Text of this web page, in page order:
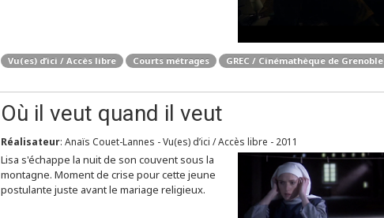
Vu(es) d’ici / Accès libre Courts métrages GREC / Cinémathèque de Grenoble
Où il veut quand il veut
Réalisateur: Anaïs Couet-Lannes - Vu(es) d’ici / Accès libre - 2011
Lisa s'échappe la nuit de son couvent sous la
montagne. Moment de crise pour cette jeune
postulante juste avant le mariage religieux.